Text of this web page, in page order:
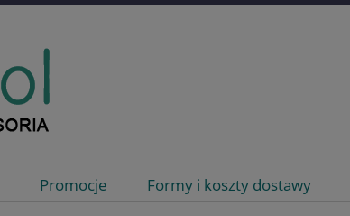
Promocje Formy i koszty dostawy